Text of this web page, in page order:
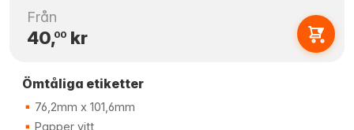
Från
40,00kr
Ömtåliga etiketter
76,2mm x 101,6mm
Papper vitt